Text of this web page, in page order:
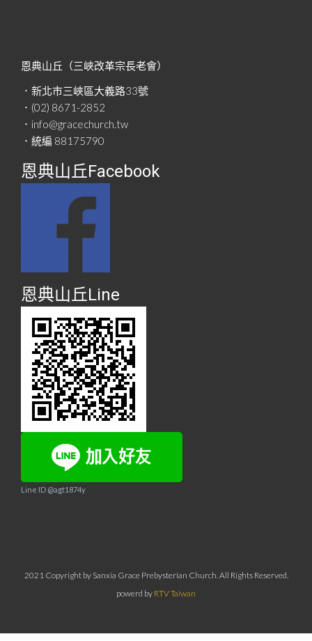
恩典山丘（三峽改革宗長老會）
．新北市三峽區大義路33號
．(02) 8671-2852
．info@gracechurch.tw
．統編 88175790
恩典山丘Facebook
恩典山丘Line
Line ID @agt1874y
2021 Copyright by Sanxia Grace Prebysterian Church. All Rights Reserved.
powerd by RTV Taiwan